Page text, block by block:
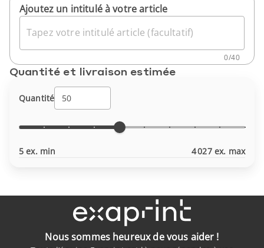
Ajoutez un intitulé à votre article
Tapez votre intitulé article (facultatif)
0/40
Quantité et livraison estimée
Quantité
5 ex. min 4 027 ex. max
Nous sommes heureux de vous aider !